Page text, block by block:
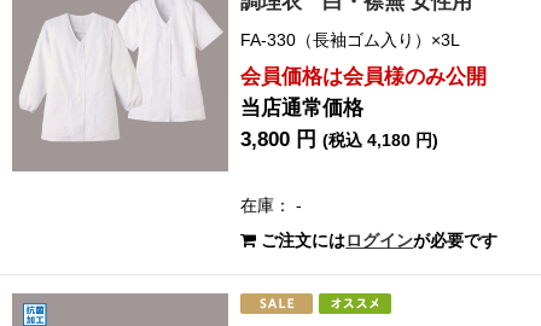
FA-330（長袖ゴム入り）×3L
会員価格は会員様のみ公開
当店通常価格
3,800 円(税込 4,180 円)
在庫： -
ご注文にはログインが必要です